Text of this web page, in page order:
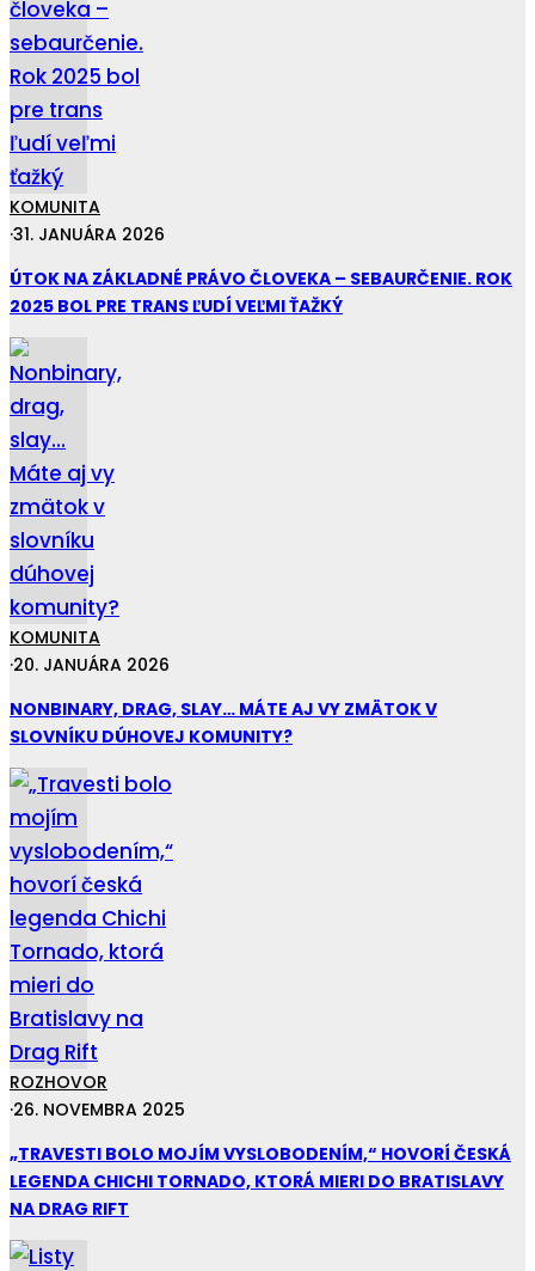
KOMUNITA
·31. JANUÁRA 2026
ÚTOK NA ZÁKLADNÉ PRÁVO ČLOVEKA – SEBAURČENIE. ROK
2025 BOL PRE TRANS ĽUDÍ VEĽMI ŤAŽKÝ
KOMUNITA
·20. JANUÁRA 2026
NONBINARY, DRAG, SLAY… MÁTE AJ VY ZMÄTOK V
SLOVNÍKU DÚHOVEJ KOMUNITY?
ROZHOVOR
·26. NOVEMBRA 2025
„TRAVESTI BOLO MOJÍM VYSLOBODENÍM,“ HOVORÍ ČESKÁ
LEGENDA CHICHI TORNADO, KTORÁ MIERI DO BRATISLAVY
NA DRAG RIFT